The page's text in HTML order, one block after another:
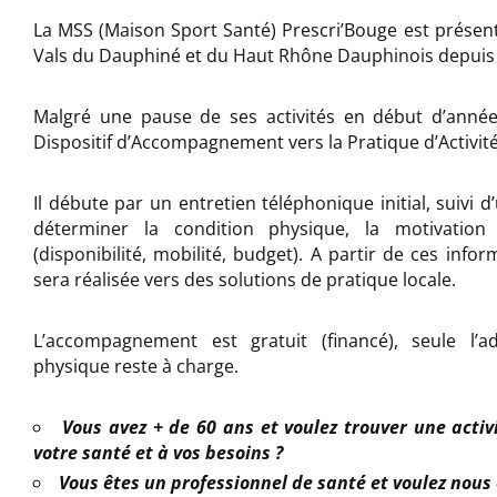
La MSS (Maison Sport Santé) Prescri’Bouge est
Vals du Dauphiné et du Haut Rhône Dauphinois depuis
Malgré une pause de ses activités en début
Dispositif d’Accompagnement vers la Pratique
Il débute par un entretien téléphonique initial, suivi
déterminer la condition physique, la
(disponibilité, mobilité, budget). A partir de ces
sera réalisée vers des solutions de pratique locale.
L’accompagnement est gratuit (financé), seule
physique reste à charge.
Vous avez + de 60 ans et voulez trouver une
votre santé et à vos besoins ?
Vous êtes un professionnel de santé et voulez